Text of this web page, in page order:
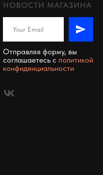
НОВОСТИ МАГАЗИНА
Отправляя форму, вы
соглашаетесь c политикой
конфиденциальности